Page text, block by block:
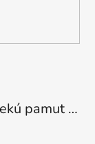
WR.UP® Krém színű magas derekú pamut nadrág RE(MOVE) WRUP1HC001ORG, Z40